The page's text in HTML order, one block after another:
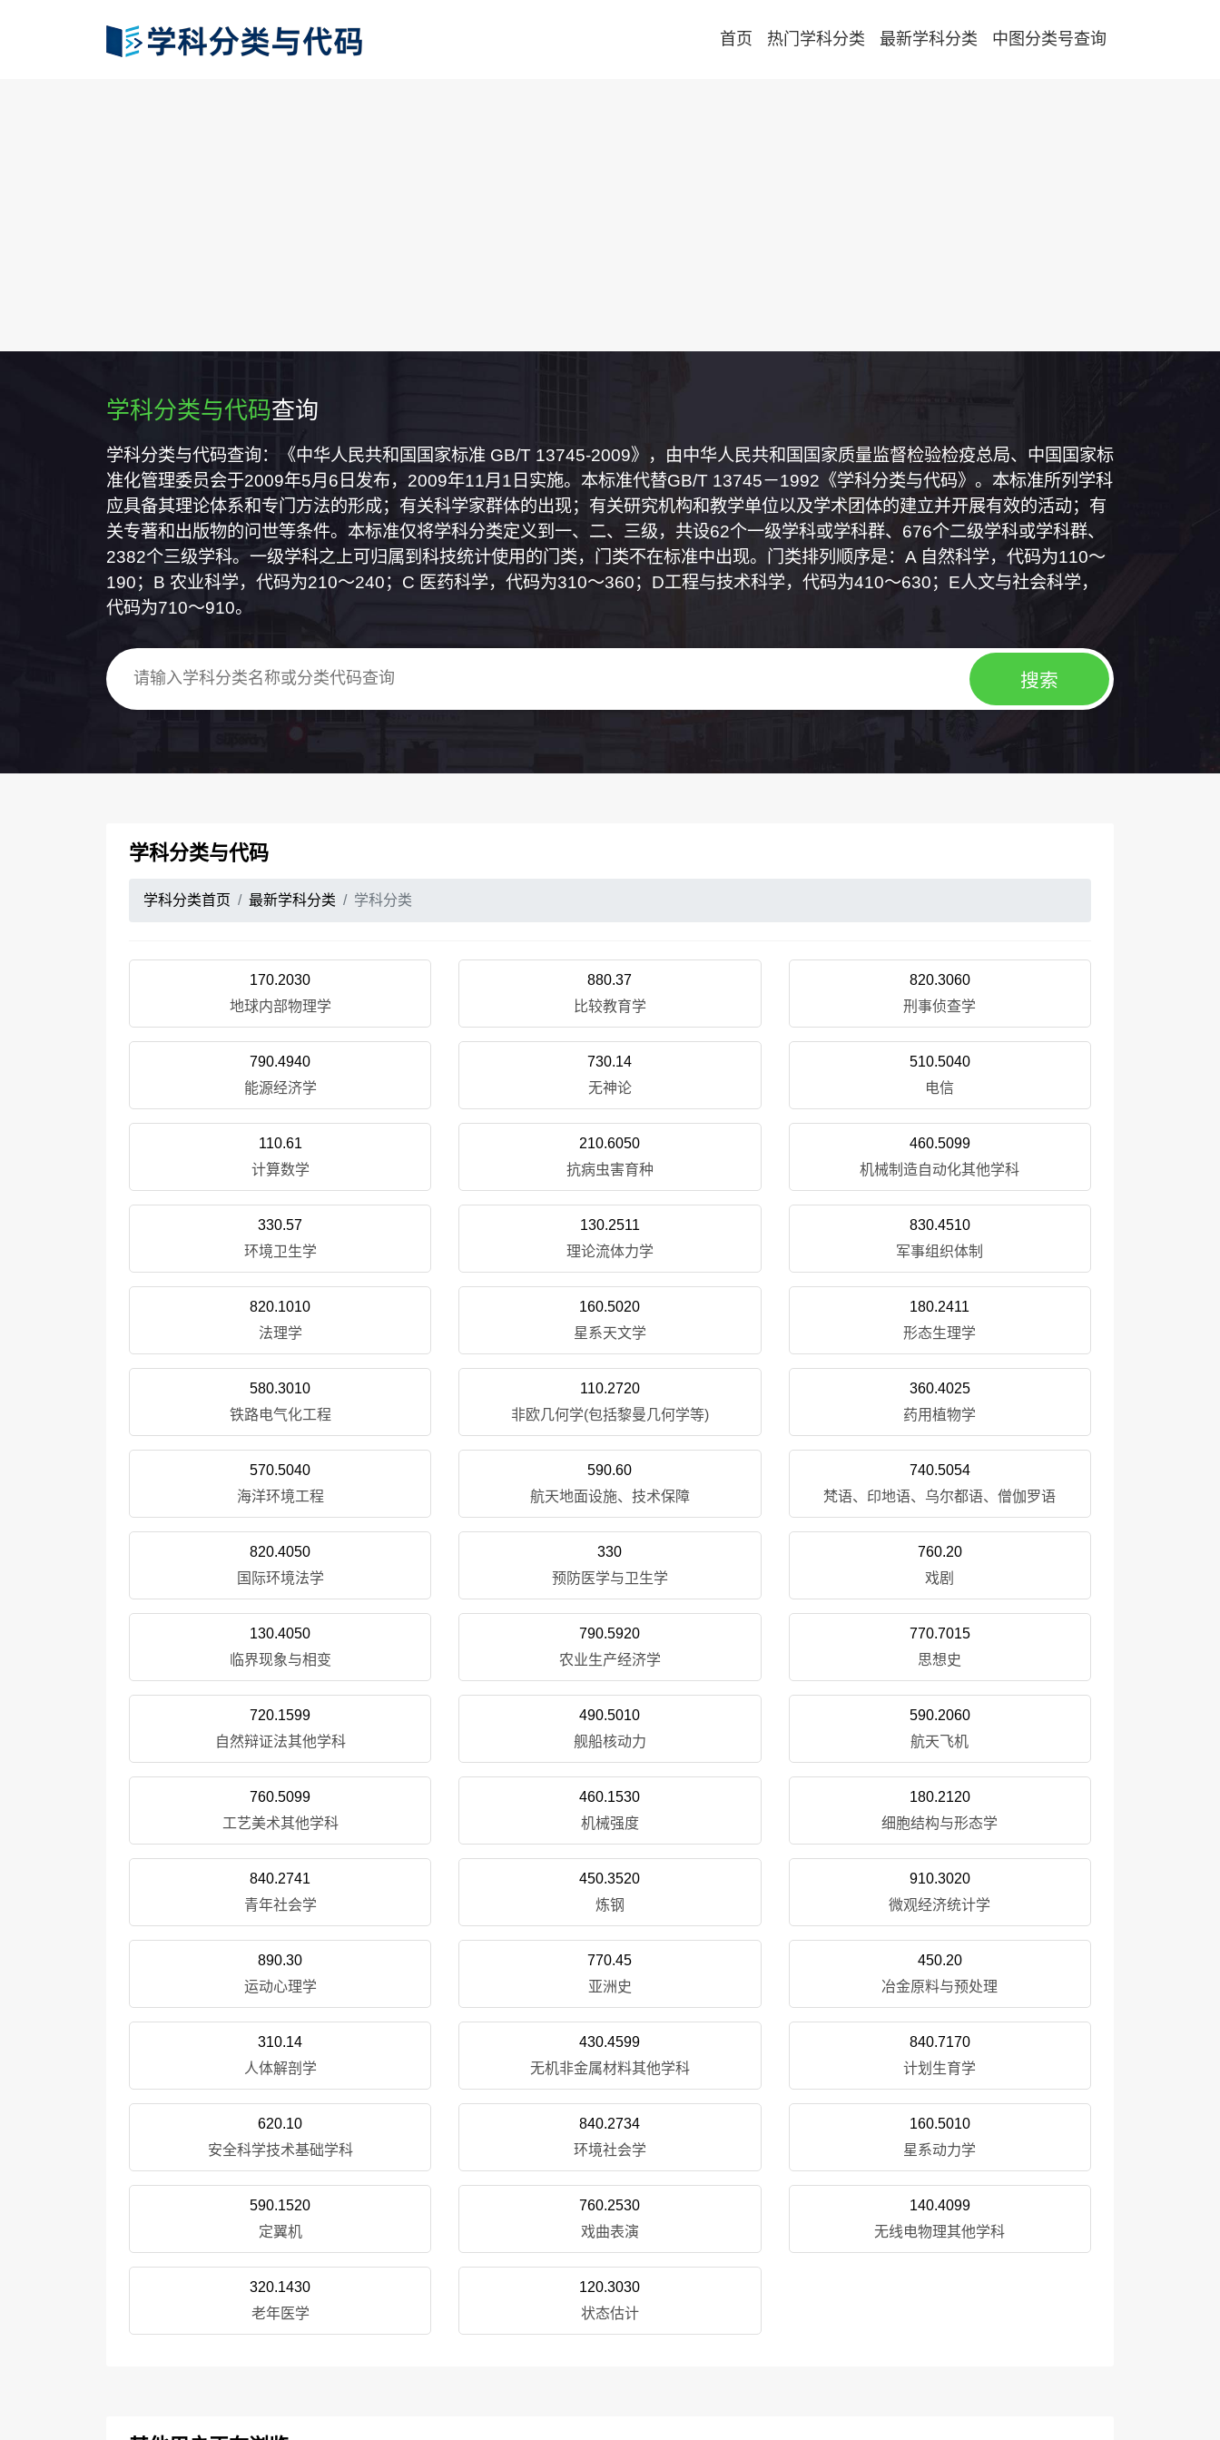
首页 热门学科分类 最新学科分类 中图分类号查询
学科分类与代码查询
学科分类与代码查询：《中华人民共和国国家标准 GB/T 13745-2009》，由中华人民共和国国家质量监督检验检疫总局、中国国家标
准化管理委员会于2009年5月6日发布，2009年11月1日实施。本标准代替GB/T 13745－1992《学科分类与代码》。本标准所列学科
应具备其理论体系和专门方法的形成；有关科学家群体的出现；有关研究机构和教学单位以及学术团体的建立并开展有效的活动；有
关专著和出版物的问世等条件。本标准仅将学科分类定义到一、二、三级，共设62个一级学科或学科群、676个二级学科或学科群、
2382个三级学科。一级学科之上可归属到科技统计使用的门类，门类不在标准中出现。门类排列顺序是：A 自然科学，代码为110～
190；B 农业科学，代码为210～240；C 医药科学，代码为310～360；D工程与技术科学，代码为410～630；E人文与社会科学，
代码为710～910。
学科分类与代码
学科分类首页 最新学科分类 学科分类
170.2030
地球内部物理学
880.37
比较教育学
820.3060
刑事侦查学
790.4940
能源经济学
730.14
无神论
510.5040
电信
110.61
计算数学
210.6050
抗病虫害育种
460.5099
机械制造自动化其他学科
330.57
环境卫生学
130.2511
理论流体力学
830.4510
军事组织体制
820.1010
法理学
160.5020
星系天文学
180.2411
形态生理学
580.3010
铁路电气化工程
110.2720
非欧几何学(包括黎曼几何学等)
360.4025
药用植物学
570.5040
海洋环境工程
590.60
航天地面设施、技术保障
740.5054
梵语、印地语、乌尔都语、僧伽罗语
820.4050
国际环境法学
330
预防医学与卫生学
760.20
戏剧
130.4050
临界现象与相变
790.5920
农业生产经济学
770.7015
思想史
720.1599
自然辩证法其他学科
490.5010
舰船核动力
590.2060
航天飞机
760.5099
工艺美术其他学科
460.1530
机械强度
180.2120
细胞结构与形态学
840.2741
青年社会学
450.3520
炼钢
910.3020
微观经济统计学
890.30
运动心理学
770.45
亚洲史
450.20
冶金原料与预处理
310.14
人体解剖学
430.4599
无机非金属材料其他学科
840.7170
计划生育学
620.10
安全科学技术基础学科
840.2734
环境社会学
160.5010
星系动力学
590.1520
定翼机
760.2530
戏曲表演
140.4099
无线电物理其他学科
320.1430
老年医学
120.3030
状态估计